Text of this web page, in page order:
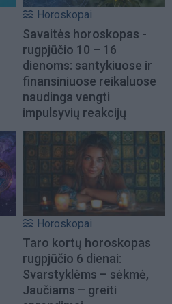
Horoskopai
Savaitės horoskopas -
rugpjūčio 10 – 16
dienoms: santykiuose ir
finansiniuose reikaluose
naudinga vengti
impulsyvių reakcijų
Horoskopai
Taro kortų horoskopas
rugpjūčio 6 dienai:
Svarstyklėms – sėkmė,
Jaučiams – greiti